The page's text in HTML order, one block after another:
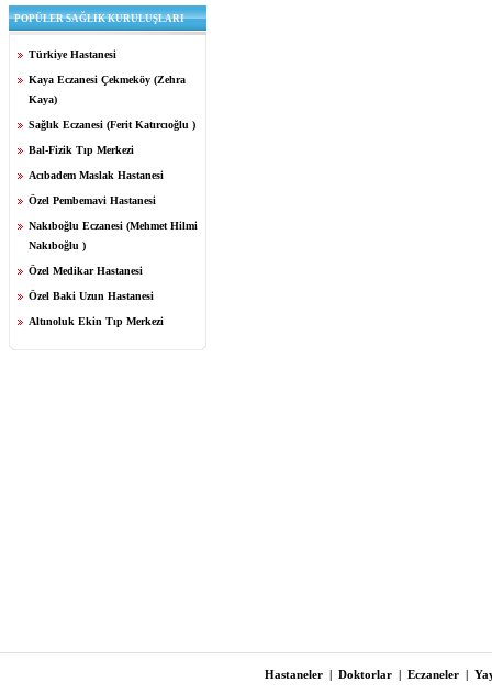
POPÜLER SAĞLIK KURULUŞLARI
Türkiye Hastanesi
Kaya Eczanesi Çekmeköy (Zehra
Kaya)
Sağlık Eczanesi (Ferit Katırcıoğlu )
Bal-Fizik Tıp Merkezi
Acıbadem Maslak Hastanesi
Özel Pembemavi Hastanesi
Nakıboğlu Eczanesi (Mehmet Hilmi
Nakıboğlu )
Özel Medikar Hastanesi
Özel Baki Uzun Hastanesi
Altınoluk Ekin Tıp Merkezi
Hastaneler | Doktorlar | Eczaneler |